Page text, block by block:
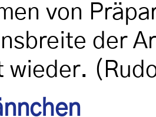
von
der
wieder.